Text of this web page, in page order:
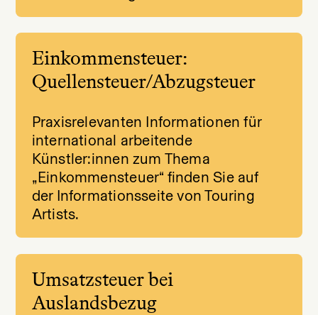
Einkommensteuer:
Quellensteuer/Abzugsteuer
Praxisrelevanten Informationen für
international arbeitende
Künstler:innen zum Thema
„Einkommensteuer“ finden Sie auf
der Informationsseite von Touring
Artists.
Umsatzsteuer bei
Auslandsbezug